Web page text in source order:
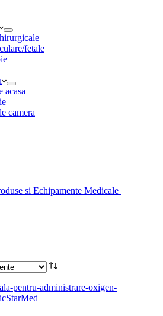
fetale
acasa
camera